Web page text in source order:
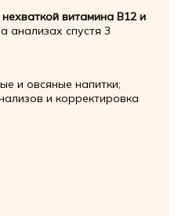
нехваткой витамина B12 и
анализах спустя 3
и овсяные напитки;
и корректировка